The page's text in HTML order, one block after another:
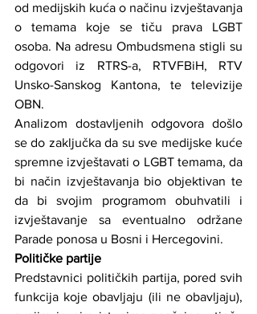
od medijskih kuća o načinu izvještavanja
o temama koje se tiču prava LGBT
osoba. Na adresu Ombudsmena stigli su
odgovori iz RTRS-a, RTVFBiH, RTV
Unsko-Sanskog Kantona, te televizije
OBN.
Analizom dostavljenih odgovora došlo
se do zaključka da su sve medijske kuće
spremne izvještavati o LGBT temama, da
bi način izvještavanja bio objektivan te
da bi svojim programom obuhvatili i
izvještavanje sa eventualno održane
Parade ponosa u Bosni i Hercegovini.
Političke partije
Predstavnici političkih partija, pored svih
funkcija koje obavljaju (ili ne obavljaju),